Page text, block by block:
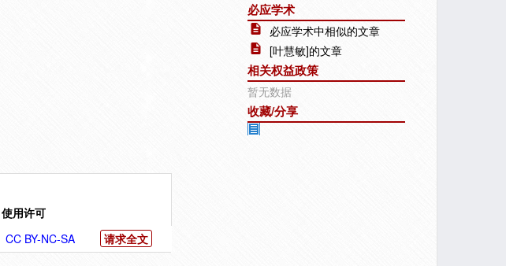
使用许可
CC BY-NC-SA 请求全文
必应学术
必应学术中相似的文章
[叶慧敏]的文章
相关权益政策
暂无数据
收藏/分享